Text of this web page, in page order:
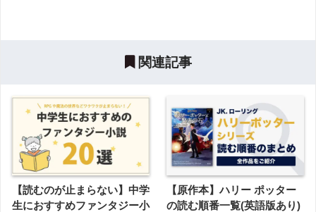
関連記事
【読むのが止まらない】中学
生におすすめファンタジー小
【原作本】ハリー ポッター
の読む順番一覧(英語版あり)